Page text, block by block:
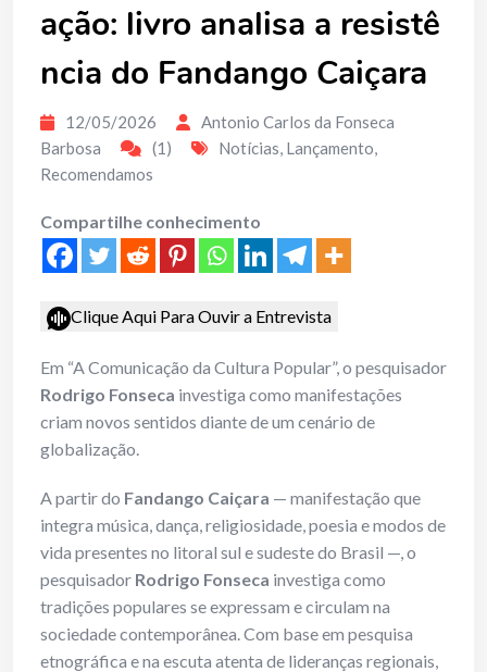
ação: livro analisa a resistê
ncia do Fandango Caiçara
12/05/2026
Antonio Carlos da Fonseca
Barbosa
(1) Notícias Lançamento
Recomendamos
Compartilhe conhecimento
Clique Aqui Para Ouvir a Entrevista
Em “A Comunicação da Cultura Popular”, o pesquisador
Rodrigo Fonseca investiga como manifestações
criam novos sentidos diante de um cenário de
globalização.
A partir do Fandango Caiçara — manifestação que
integra música, dança, religiosidade, poesia e modos de
vida presentes no litoral sul e sudeste do Brasil —, o
pesquisador Rodrigo Fonseca investiga como
tradições populares se expressam e circulam na
sociedade contemporânea. Com base em pesquisa
etnográfica e na escuta atenta de lideranças regionais,